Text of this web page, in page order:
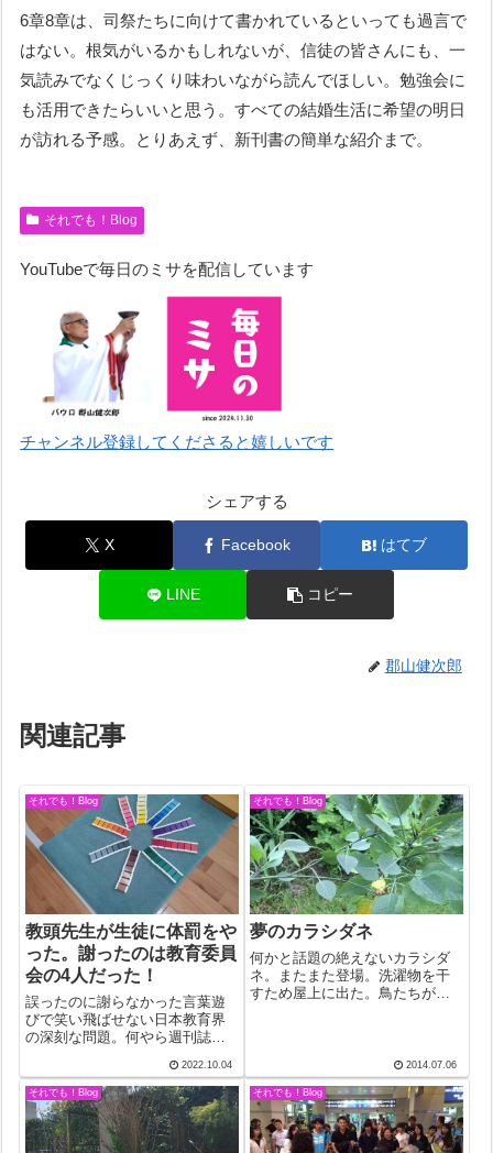
6章8章は、司祭たちに向けて書かれているといっても過言で
はない。根気がいるかもしれないが、信徒の皆さんにも、一
気読みでなくじっくり味わいながら読んでほしい。勉強会に
も活用できたらいいと思う。すべての結婚生活に希望の明日
が訪れる予感。とりあえず、新刊書の簡単な紹介まで。
それでも！Blog
YouTubeで毎日のミサを配信しています
チャンネル登録してくださると嬉しいです
シェアする
X Facebook はてブ
LINE コピー
郡山健次郎
関連記事
それでも！Blog
教頭先生が生徒に体罰をや
った。謝ったのは教育委員
会の4人だった！
誤ったのに謝らなかった言葉遊
びで笑い飛ばせない日本教育界
の深刻な問題。何やら週刊誌の
が、今朝のデジタル朝日の記事
に「またか！」と怒りが込み上
げた。過ちを犯した本人は表に
出ないで関係ない人が四人も最
敬礼で謝っている...
2022.10.04
それでも！Blog
夢のカラシダネ
何かと話題の絶えないカラシダ
ネ。またまた登場。洗濯物を干
すため屋上に出た。鳥たちが落
のはいつ頃のことか。根こそぎ
にしたつもりでも壁との隙間深
く根を張っている...
2014.07.06
それでも！Blog それでも！Blog